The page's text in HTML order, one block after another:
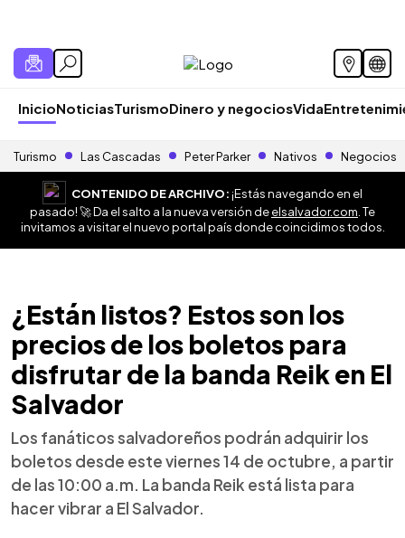
InicioNoticiasTurismoDinero y negociosVida
Turismo Las Cascadas Peter Parker Nativos Negocios
CONTENIDO DE ARCHIVO:¡Estás navegando en el
pasado! 🚀 Da el salto a la nueva versión deelsalvador.com . Te
invitamos a visitar el nuevo portal país donde coincidimos todos.
¿Están listos? Estos son los
precios de los boletos para
disfrutar de la banda Reik en El
Salvador
Los fanáticos salvadoreños podrán adquirir los
boletos desde este viernes 14 de octubre, a partir
de las 10:00 a.m. La banda Reik está lista para
hacer vibrar a El Salvador.